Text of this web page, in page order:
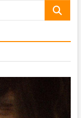
keresés